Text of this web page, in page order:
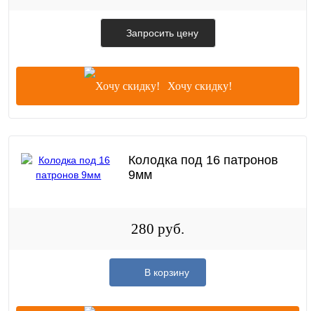
Запросить цену
Хочу скидку!
Колодка под 16 патронов
9мм
280 руб.
В корзину